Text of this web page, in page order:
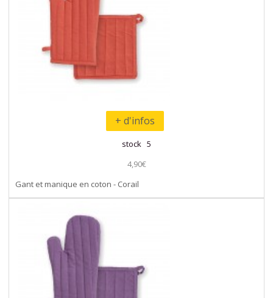
+ d'infos
stock 5
4,90€
Gant et manique en coton - Corail